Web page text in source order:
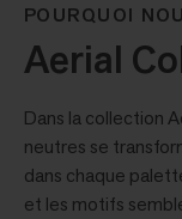
POURQUOI
Aerial
Dans la collection
neutres se
dans chaque
et les motifs